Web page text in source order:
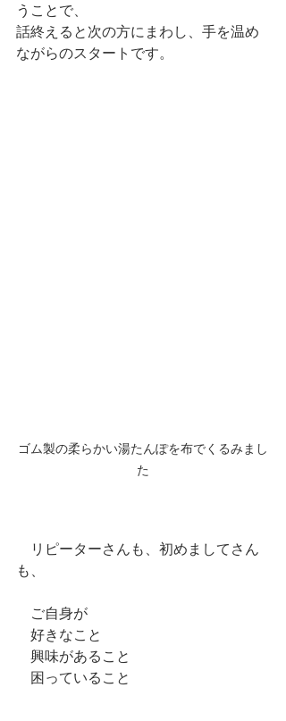
うことで、
話終えると次の方にまわし、手を温め
ながらのスタートです。
ゴム製の柔らかい湯たんぽを布でくるみまし
た
リピーターさんも、初めましてさん
も、
ご自身が
好きなこと
興味があること
困っていること